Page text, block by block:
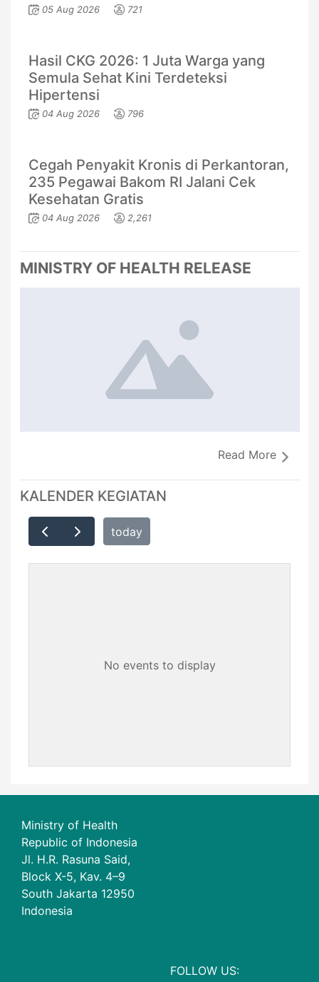
05 Aug 2026 721
Hasil CKG 2026: 1 Juta Warga yang
Semula Sehat Kini Terdeteksi
Hipertensi
04 Aug 2026 796
Cegah Penyakit Kronis di Perkantoran,
235 Pegawai Bakom RI Jalani Cek
Kesehatan Gratis
04 Aug 2026 2,261
MINISTRY OF HEALTH RELEASE
Read More
KALENDER KEGIATAN
today
No events to display
Ministry of Health
Republic of Indonesia
Jl. H.R. Rasuna Said,
Block X-5, Kav. 4–9
South Jakarta 12950
Indonesia
FOLLOW US: